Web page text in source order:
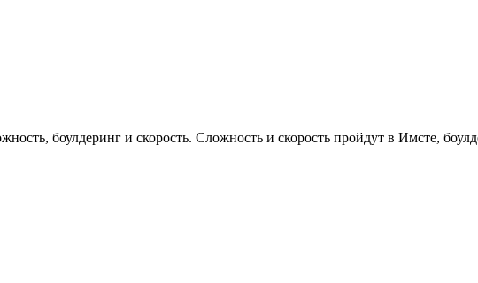
боулдеринг и скорость. Сложность и скорость пройдут в Имсте,